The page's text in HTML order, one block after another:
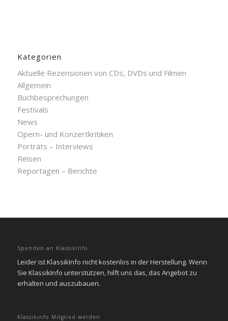
Kategorien
Aktuelle Rezensionen von CDs, DVDs und Filmen
Allgemein
Buchbesprechungen
Festivals
News
Opern- und Konzertkritiken
Porträts – Interviews
Reisen
Reportagen – Berichte
Spenden an KlassikInfo
Leider ist KlassikInfo nicht kostenlos in der Herstellung. Wenn
Sie KlassikInfo unterstützen, hilft uns das, das Angebot zu
erhalten und auszubauen.
Klassikinfo Mitglied werden